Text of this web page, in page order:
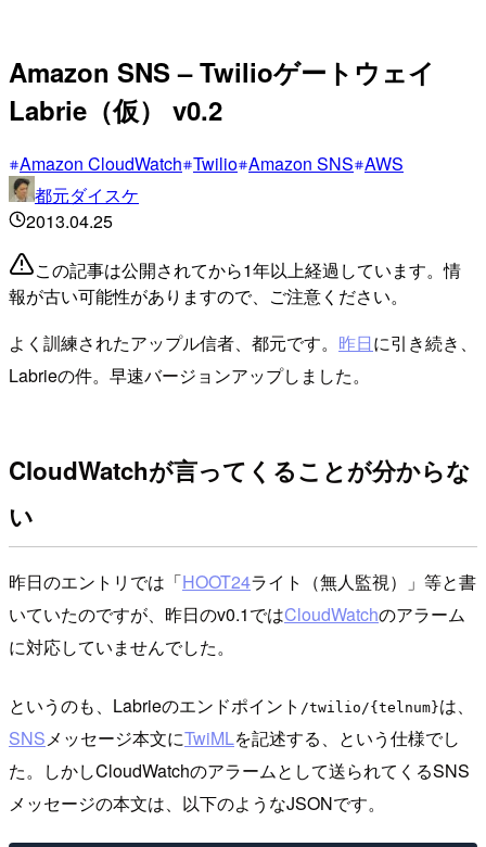
Amazon SNS – Twilioゲートウェイ
Labrie（仮） v0.2
Amazon CloudWatch Twilio Amazon SNS AWS
都元ダイスケ
2013.04.25
この記事は公開されてから1年以上経過しています。情
報が古い可能性がありますので、ご注意ください。
よく訓練されたアップル信者、都元です。 昨日に引き続き、
Labrieの件。早速バージョンアップしました。
CloudWatchが言ってくることが分からな
い
昨日のエントリでは「HOOT24ライト（無人監視）」等と書
いていたのですが、昨日のv0.1ではCloudWatchのアラーム
に対応していませんでした。
というのも、Labrieのエンドポイント /twilio/{telnum}は、
SNSメッセージ本文にTwiMLを記述する、という仕様でし
た。しかしCloudWatchのアラームとして送られてくるSNS
メッセージの本文は、以下のようなJSONです。